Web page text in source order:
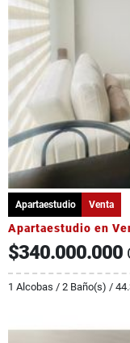
Apartaestudio Venta
Apartaestudio en
$340.000.000
1 Alcobas / 2 Baño(s) /